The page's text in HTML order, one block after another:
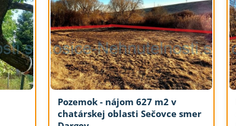
Pozemok - nájom 627 m2 v
chatárskej oblasti Sečovce smer